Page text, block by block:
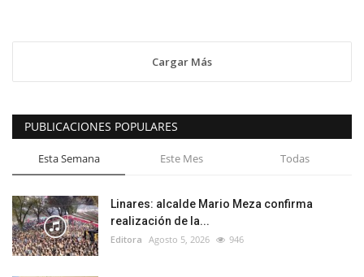
Cargar Más
PUBLICACIONES POPULARES
Esta Semana Este Mes Todas
Linares: alcalde Mario Meza confirma
realización de la...
Editora Agosto 5, 2026 946